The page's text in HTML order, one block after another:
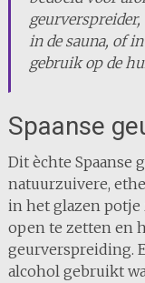
in de sauna, of
gebruik op de
Spaanse
Dit èchte Spaanse
natuurzuivere,
in het glazen potje
open te zetten en
geurverspreiding.
alcohol gebruikt